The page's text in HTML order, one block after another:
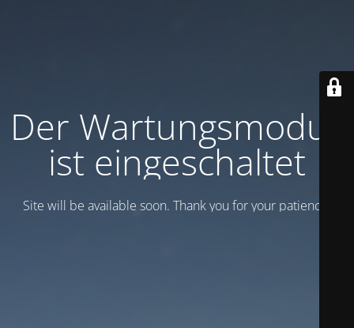
Der Wartungsmodus
ist eingeschaltet
Site will be available soon. Thank you for your patience!